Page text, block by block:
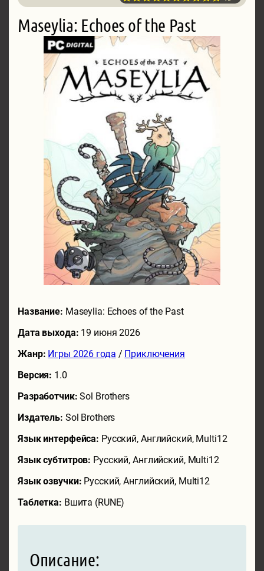
Maseylia: Echoes of the Past
Название: Maseylia: Echoes of the Past
Дата выхода: 19 июня 2026
Жанр: Игры 2026 года / Приключения
Версия: 1.0
Разработчик:Sol Brothers
Издатель: Sol Brothers
Язык интерфейса: Русский, Английский, Multi12
Язык субтитров: Русский, Английский, Multi12
Язык озвучки: Русский, Английский, Multi12
Таблетка: Вшита (RUNE)
Описание: